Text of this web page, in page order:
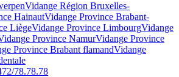
Vidange Région Bruxelles-
HainautVidange Province Brabant-
LiègeVidange Province LimbourgVidange
Province NamurVidange Province
Province Brabant flamandVidange
78.78.78